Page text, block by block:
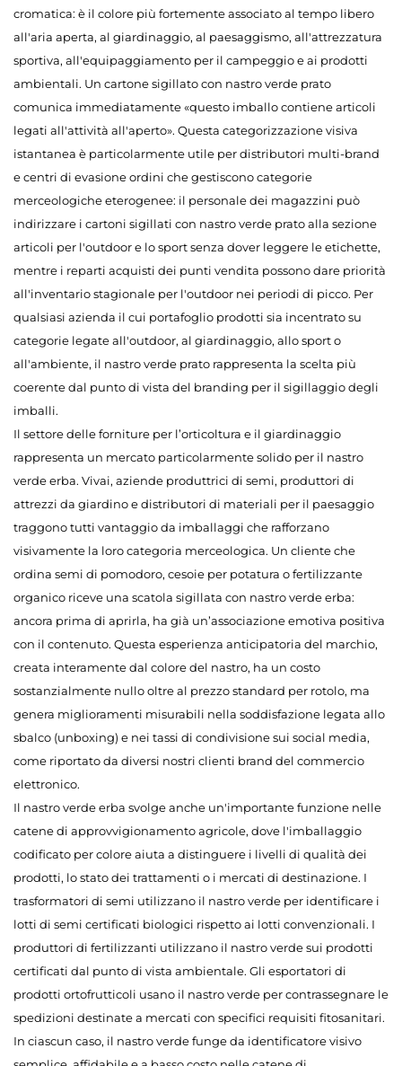
cromatica: è il colore più fortemente associato al tempo libero
all'aria aperta, al giardinaggio, al paesaggismo, all'attrezzatura
sportiva, all'equipaggiamento per il campeggio e ai prodotti
ambientali. Un cartone sigillato con nastro verde prato
comunica immediatamente «questo imballo contiene articoli
legati all'attività all'aperto». Questa categorizzazione visiva
istantanea è particolarmente utile per distributori multi-brand
e centri di evasione ordini che gestiscono categorie
merceologiche eterogenee: il personale dei magazzini può
indirizzare i cartoni sigillati con nastro verde prato alla sezione
articoli per l'outdoor e lo sport senza dover leggere le etichette,
mentre i reparti acquisti dei punti vendita possono dare priorità
all'inventario stagionale per l'outdoor nei periodi di picco. Per
qualsiasi azienda il cui portafoglio prodotti sia incentrato su
categorie legate all'outdoor, al giardinaggio, allo sport o
all'ambiente, il nastro verde prato rappresenta la scelta più
coerente dal punto di vista del branding per il sigillaggio degli
imballi.
Il settore delle forniture per l’orticoltura e il giardinaggio
rappresenta un mercato particolarmente solido per il nastro
verde erba. Vivai, aziende produttrici di semi, produttori di
attrezzi da giardino e distributori di materiali per il paesaggio
traggono tutti vantaggio da imballaggi che rafforzano
visivamente la loro categoria merceologica. Un cliente che
ordina semi di pomodoro, cesoie per potatura o fertilizzante
organico riceve una scatola sigillata con nastro verde erba:
ancora prima di aprirla, ha già un’associazione emotiva positiva
con il contenuto. Questa esperienza anticipatoria del marchio,
creata interamente dal colore del nastro, ha un costo
sostanzialmente nullo oltre al prezzo standard per rotolo, ma
genera miglioramenti misurabili nella soddisfazione legata allo
sbalco (unboxing) e nei tassi di condivisione sui social media,
come riportato da diversi nostri clienti brand del commercio
elettronico.
Il nastro verde erba svolge anche un'importante funzione nelle
catene di approvvigionamento agricole, dove l'imballaggio
codificato per colore aiuta a distinguere i livelli di qualità dei
prodotti, lo stato dei trattamenti o i mercati di destinazione. I
trasformatori di semi utilizzano il nastro verde per identificare i
lotti di semi certificati biologici rispetto ai lotti convenzionali. I
produttori di fertilizzanti utilizzano il nastro verde sui prodotti
certificati dal punto di vista ambientale. Gli esportatori di
prodotti ortofrutticoli usano il nastro verde per contrassegnare le
spedizioni destinate a mercati con specifici requisiti fitosanitari.
In ciascun caso, il nastro verde funge da identificatore visivo